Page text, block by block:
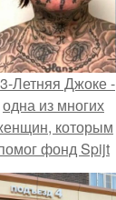
Летняя Джоке -
одна из многих
которым
фонд Spijt
van Tattoo,
основанный в